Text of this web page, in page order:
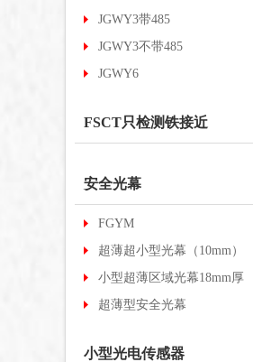
JGWY3带485
JGWY3不带485
JGWY6
FSCT只检测铁接近
安全光幕
FGYM
超薄超小型光幕（10mm）
小型超薄区域光幕18mm厚
超薄型安全光幕
小型光电传感器